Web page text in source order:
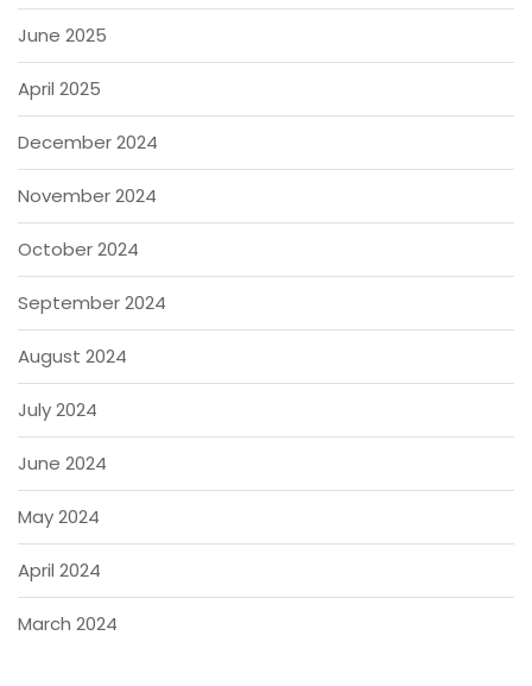
June 2025
April 2025
December 2024
November 2024
October 2024
September 2024
August 2024
July 2024
June 2024
May 2024
April 2024
March 2024